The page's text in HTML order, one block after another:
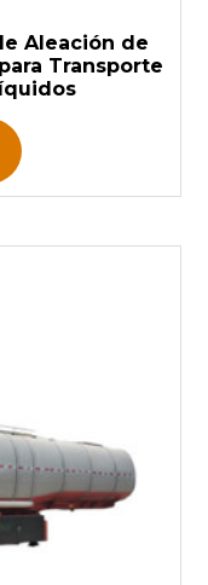
Aleación de
Transporte